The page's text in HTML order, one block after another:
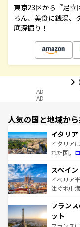
東京23区から『足立
ろん、美食に銭湯
底深掘り！
AD
AD
人気の国と地域か
イタリア
イタリア
れた国。
ろん、ト
景など、
ピザやパ
ませてく
なお、新
しい。
スペイン
イベリア
注ぐ地中
文化が根
れる闘牛
る。首都
フラン
ット
フランス